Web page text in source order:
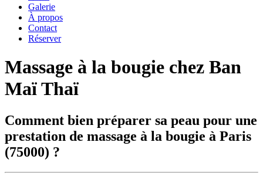
Galerie
À propos
Contact
Réserver
Massage à la bougie chez Ban
Maï Thaï
Comment bien préparer sa peau pour une
prestation de massage à la bougie à Paris
(75000) ?